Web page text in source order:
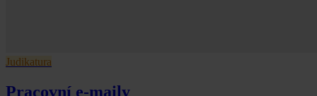
Judikatura
Pracovní e-maily